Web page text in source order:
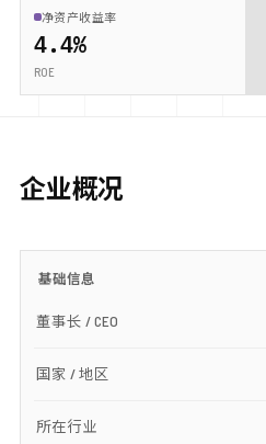
净资产收益率
4.4%
ROE
企业概况
基础信息
董事长 / CEO
国家 / 地区
所在行业